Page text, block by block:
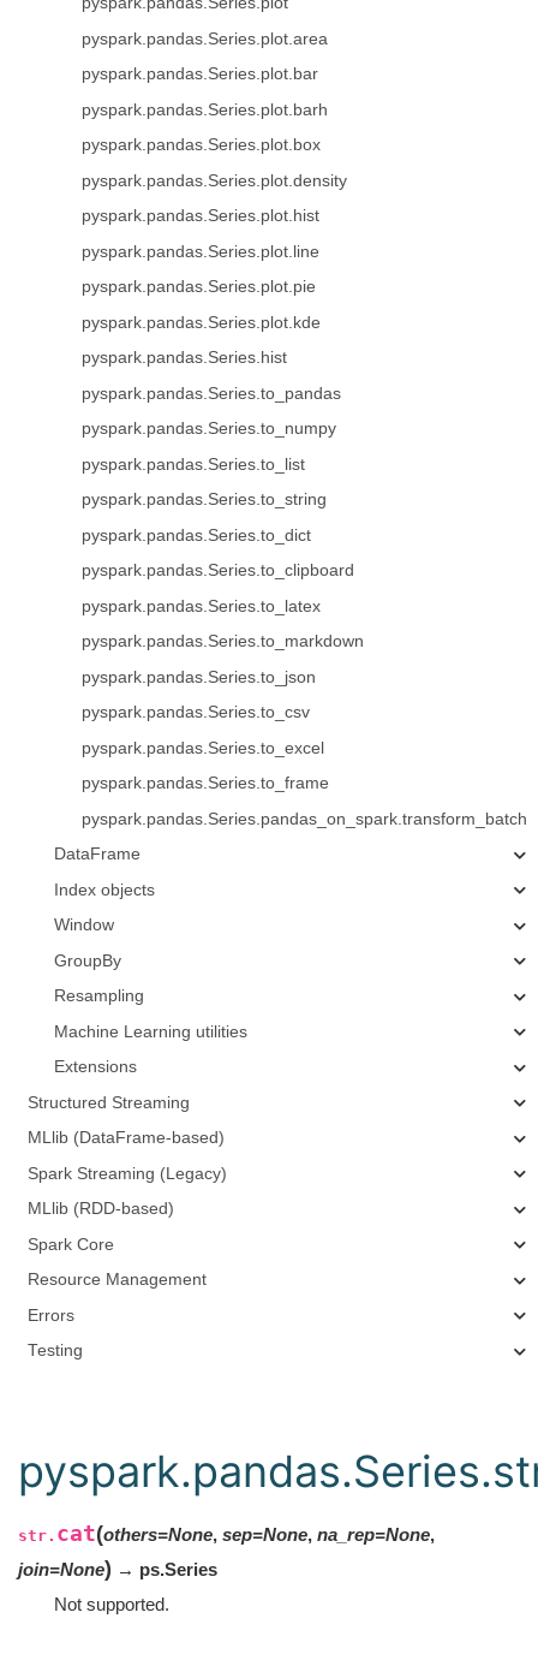
pyspark.pandas.Series.plot.area
pyspark.pandas.Series.plot.bar
pyspark.pandas.Series.plot.barh
pyspark.pandas.Series.plot.box
pyspark.pandas.Series.plot.density
pyspark.pandas.Series.plot.hist
pyspark.pandas.Series.plot.line
pyspark.pandas.Series.plot.pie
pyspark.pandas.Series.plot.kde
pyspark.pandas.Series.hist
pyspark.pandas.Series.to_pandas
pyspark.pandas.Series.to_numpy
pyspark.pandas.Series.to_list
pyspark.pandas.Series.to_string
pyspark.pandas.Series.to_dict
pyspark.pandas.Series.to_clipboard
pyspark.pandas.Series.to_latex
pyspark.pandas.Series.to_markdown
pyspark.pandas.Series.to_json
pyspark.pandas.Series.to_csv
pyspark.pandas.Series.to_excel
pyspark.pandas.Series.to_frame
pyspark.pandas.Series.pandas_on_spark.transform_batch
DataFrame
Index objects
Window
GroupBy
Resampling
Machine Learning utilities
Extensions
Structured Streaming
MLlib (DataFrame-based)
Spark Streaming (Legacy)
MLlib (RDD-based)
Spark Core
Resource Management
Errors
Testing
str. cat(others=None, sep=None, na_rep=None,
join=None) → ps.Series
Not supported.